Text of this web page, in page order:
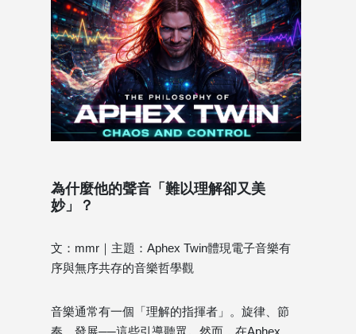
為什麼他的聲音「難以理解卻又美
妙」？
文：mmr｜主題：Aphex Twin體現電子音樂有
序與無序共存的音樂哲學觀
音樂通常有一個「理解的指揮者」。旋律、節
奏、發展──這些引導聽眾。然而，在Aphex